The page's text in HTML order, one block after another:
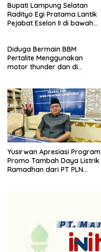
Bupati Lampung Selatan
Radityo Egi Pratama Lantik
Pejabat Eselon II di bawah
Diduga Bermain BBM
Pertalite Menggunakan
motor thunder dan di
Yusirwan Apresiasi Program
Promo Tambah Daya Listrik
Ramadhan dari PT PLN